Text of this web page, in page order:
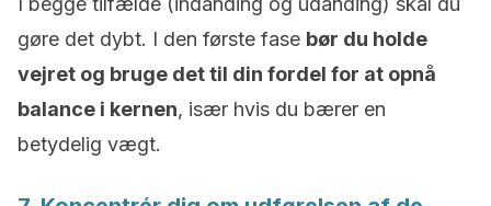
gøre det dybt. I den første fase bør du holde
vejret og bruge det til din fordel for at opnå
balance i kernen, især hvis du bærer en
betydelig vægt.